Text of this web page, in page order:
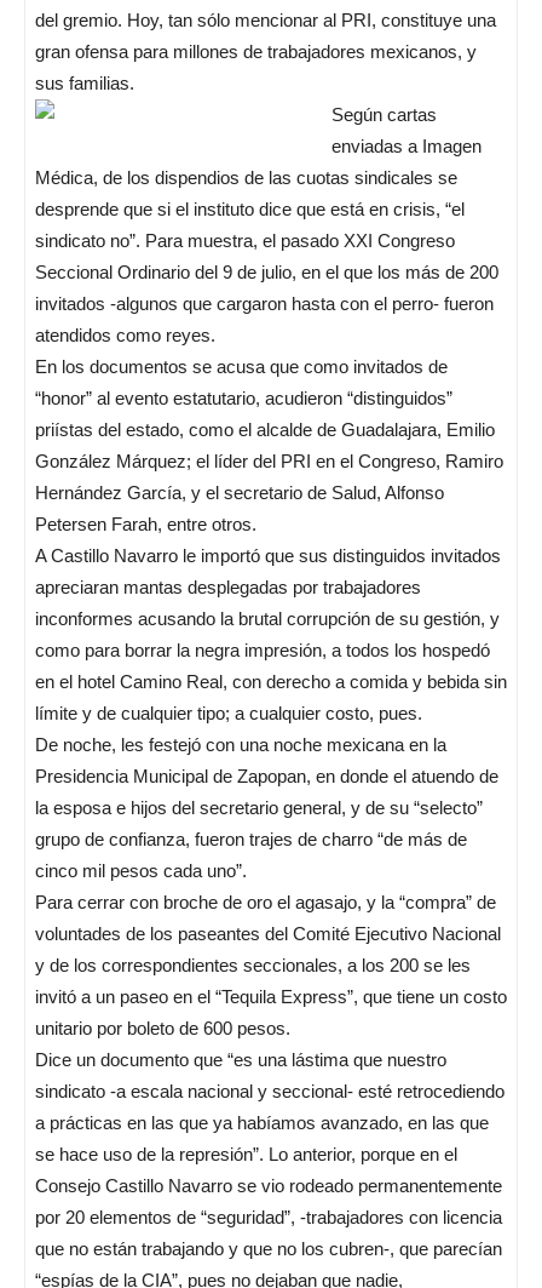
del gremio. Hoy, tan sólo mencionar al PRI, constituye una
gran ofensa para millones de trabajadores mexicanos, y
sus familias.
Según cartas
enviadas a Imagen
Médica, de los dispendios de las cuotas sindicales se
desprende que si el instituto dice que está en crisis, “el
sindicato no”. Para muestra, el pasado XXI Congreso
Seccional Ordinario del 9 de julio, en el que los más de 200
invitados -algunos que cargaron hasta con el perro- fueron
atendidos como reyes.
En los documentos se acusa que como invitados de
“honor” al evento estatutario, acudieron “distinguidos”
priístas del estado, como el alcalde de Guadalajara, Emilio
González Márquez; el líder del PRI en el Congreso, Ramiro
Hernández García, y el secretario de Salud, Alfonso
Petersen Farah, entre otros.
A Castillo Navarro le importó que sus distinguidos invitados
apreciaran mantas desplegadas por trabajadores
inconformes acusando la brutal corrupción de su gestión, y
como para borrar la negra impresión, a todos los hospedó
en el hotel Camino Real, con derecho a comida y bebida sin
límite y de cualquier tipo; a cualquier costo, pues.
De noche, les festejó con una noche mexicana en la
Presidencia Municipal de Zapopan, en donde el atuendo de
la esposa e hijos del secretario general, y de su “selecto”
grupo de confianza, fueron trajes de charro “de más de
cinco mil pesos cada uno”.
Para cerrar con broche de oro el agasajo, y la “compra” de
voluntades de los paseantes del Comité Ejecutivo Nacional
y de los correspondientes seccionales, a los 200 se les
invitó a un paseo en el “Tequila Express”, que tiene un costo
unitario por boleto de 600 pesos.
Dice un documento que “es una lástima que nuestro
sindicato -a escala nacional y seccional- esté retrocediendo
a prácticas en las que ya habíamos avanzado, en las que
se hace uso de la represión”. Lo anterior, porque en el
Consejo Castillo Navarro se vio rodeado permanentemente
por 20 elementos de “seguridad”, -trabajadores con licencia
que no están trabajando y que no los cubren-, que parecían
“espías de la CIA”, pues no dejaban que nadie,